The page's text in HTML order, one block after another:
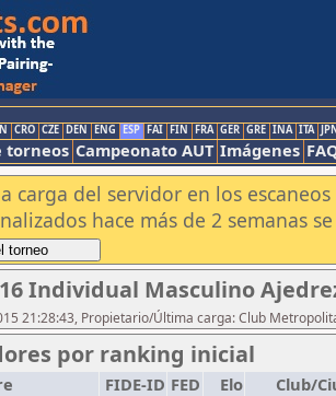
CRO CZE DEN ENG ESP FAI FIN FRA GER GRE INA ITA
torneos Campeonato AUT Imágenes
carga del servidor en los
hace más de 2 semanas
Individual Masculino
21:28:43, Propietario/Última carga: Club
por ranking inicial
FIDE-ID FED Elo
Club/